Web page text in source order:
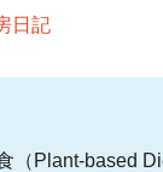
日記
（Plant-based